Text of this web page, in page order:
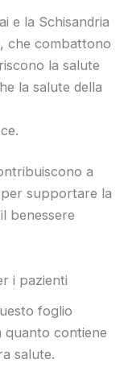
e la Schisandria
che combattono
la salute
la salute della
a
supportare la
benessere
i pazienti
foglio
quanto contiene
salute.